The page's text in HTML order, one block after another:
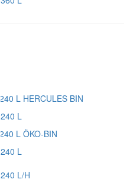
240 L
240 L
240 L/H